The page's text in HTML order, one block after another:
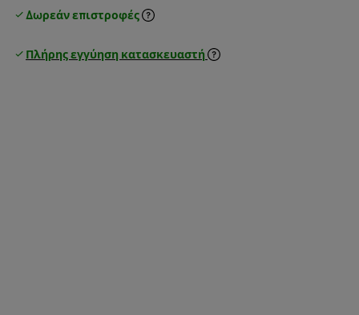
Δωρεάν επιστροφές
Πλήρης εγγύηση κατασκευαστή